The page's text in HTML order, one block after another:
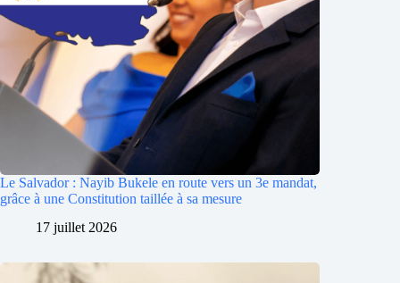
Le Salvador : Nayib Bukele en route vers un 3e mandat,
grâce à une Constitution taillée à sa mesure
17 juillet 2026